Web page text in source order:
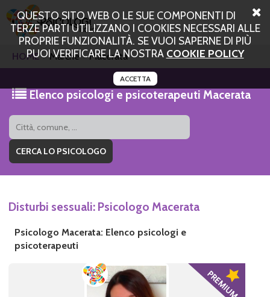
QUESTO SITO WEB O LE SUE COMPONENTI DI
TERZE PARTI UTILIZZANO I COOKIES NECESSARI ALLE
PROPRIE FUNZIONALITÀ. SE VUOI SAPERNE DI PIÙ
PUOI VERIFICARE LA NOSTRA COOKIE POLICY
ACCETTA
HOME Marche Macerata
Elenco psicologi e psicoterapeuti Macerata
Disturbi sessuali: Psicologo Macerata
Psicologo Macerata: Elenco psicologi e
psicoterapeuti